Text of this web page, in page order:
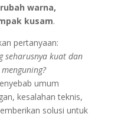
warna,
kusam.
pertanyaan:
seharusnya kuat dan
umum
kesalahan teknis,
solusi untuk